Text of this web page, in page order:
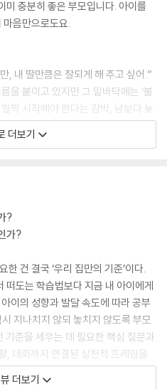
지 유형
습니다
미 충분히 좋은 부모입니다. 아이를
음만으로도요.
, 내 딸만큼은 잘되게 해 주고 싶어.”
을 붙이고 있지만 그 밑바닥에는 ‘불
찍 시작해야 한다는 강박, 남보다 늦
는 잘 살아야 한다는 막연한 기대. 하
은 영향만 주는 건 아닌 듯합니다. 가
이가 영어 인터뷰하는 영상은 극히
도 불안해지는 건 그 장면이 남의 이
이기 때문이겠지요. 그러면 문득 ‘우
라는 생각이 가슴 한쪽을 조용히
록 좋다.’, ‘남들보다 앞서 있어야 한
다. ‘내 아이에게 맞는지’를 고민할
집’보다 ‘정보 분별’이 더 필요한 시
다 우리 아이에게 꼭 필요한 것을 남
용기, 그게 부모가 먼저 가질 기준입
더보기
?
가?
건 결국 ‘우리 집만의 기준’이다.
떠도는 학습법보다 지금 내 아이에게
이의 성향과 발달 속도에 따라 공부
지나치지 않되 놓치지 않도록 부모
기준을 세우는 데 필요한 핵심 질문과
, 대화까지 연결된 실천적 프레임을
쉬운 시대에 비교 대신 기준으로 아
더보기